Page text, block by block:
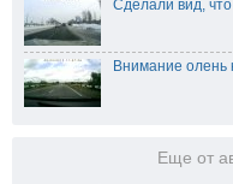
Cделали вид,
Внимание олень
Еще от